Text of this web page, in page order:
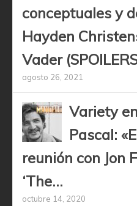
conceptuales y
Hayden
Vader
agosto 26, 2021
Variety
Pascal:
reunión con Jon
‘The...
octubre 14, 2020